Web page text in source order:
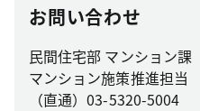
お問い合わせ
民間住宅部 マンション課
マンション施策推進担当
（直通）03-5320-5004